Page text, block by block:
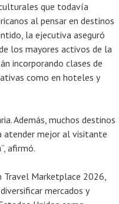
que todavía
al pensar en destinos
la ejecutiva aseguró
los mayores activos de la
incorporando clases de
como en hoteles y
Además, muchos destinos
atender mejor al visitante
afirmó.
Travel Marketplace 2026,
mercados y